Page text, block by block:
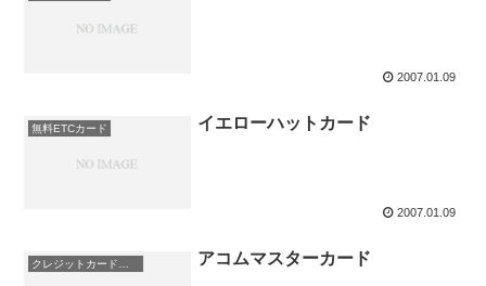
2007.01.09
無料ETCカード イエローハットカード
2007.01.09
アコムマスターカード